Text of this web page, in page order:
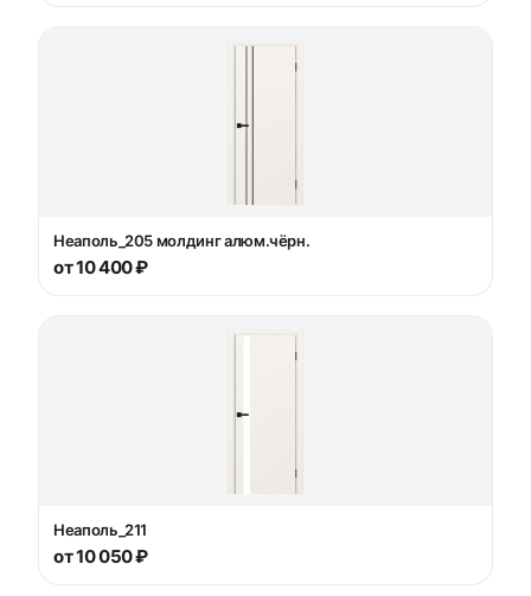
Неаполь_205 молдинг алюм.чёрн.
от 10 400 ₽
Неаполь_211
от 10 050 ₽